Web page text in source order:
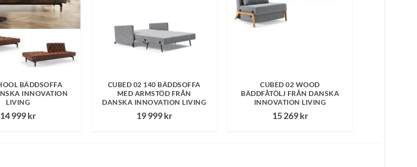
BÄDDSOFFA
INNOVATION
LIVING
14 999kr
CUBED 02 140 BÄDDSOFFA
MED ARMSTÖD FRÅN
DANSKA INNOVATION LIVING
19 999kr
CUBED 02 WOOD
BÄDDFÅTÖLJ FRÅN DANSKA
INNOVATION LIVING
15 269kr